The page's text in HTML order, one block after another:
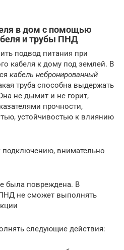
в дом с помощью
и трубы ПНД
подвод питания при
кабеля к дому под землей. В
кабель небронированный
труба способна выдержать
не дымит и не горит,
прочности,
устойчивостью к влиянию
подключению, внимательно
была повреждена. В
не сможет выполнять
следующие действия: